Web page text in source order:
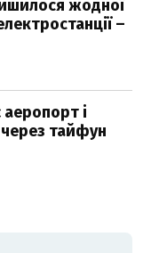
жодної
–
і
тайфун